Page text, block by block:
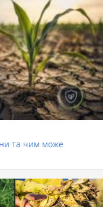
та чим може